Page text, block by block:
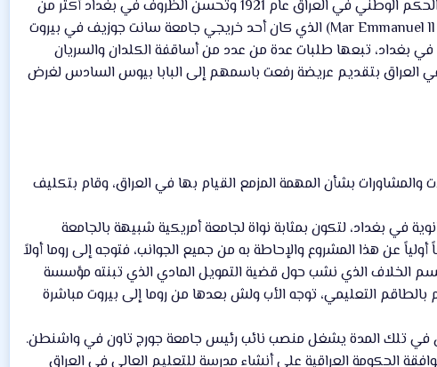
يرجع مجيء الآباء اليسوعيين إلى العراق إلى بدايات العقد الثاني من القرن العشرين، فبعد قيام الحكم الوطني في العراق عام 1921 وتحسن الظروف في بغداد أكثر من
ذي قبل، شرع رئيس الكنيسة الكاثوليكية في العراق الأب مار أيمانوئيل الثاني توماس (Mar Emmanuel ll Thomas) الذي كان أحد خريجي جامعة سانت جوزيف في بيروت
في بغداد، تبعها طلبات عدة من عدد من أساقفة الكلدان والسريان
بتقديم عريضة رفعت باسمهم إلى البابا بيوس السادس لغرض
بشأن المهمة المزمع القيام بها في العراق، وقام بتكليف
بغداد، لتكون بمثابة نواة لجامعة أمريكية شبيهة بالجامعة
عن هذا المشروع والإحاطة به من جميع الجوانب، فتوجه إلى روما أولاً
الممكنة التي تتعلق بتفاصيل العمل المناط به وذلك عام 1930. وبعد حسم الخلاف الذي نشب حول قضية التمويل المادي الذي تبنته مؤسسة
بالطاقم التعليمي، توجه الأب ولش بعدها من روما إلى بيروت مباشرة
ولش اليسوعي، وكان في تلك المدة يشغل منصب نائب رئيس جامعة جورج تاون في واشنطن.
الحكومة العراقية على أنشاء مدرسة للتعليم العالي في العراق